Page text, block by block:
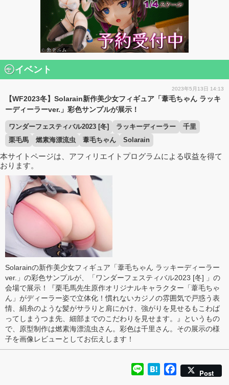
イベント
2023年5月13日 14:13
【WF2023冬】Solarain新作美少女フィギュア「葦毛ちゃん ラッキ
ーディーラーver.」彩色サンプルが展示！
ワンダーフェスティバル2023 [冬] ラッキーディーラー
千里
栗毛馬
燃素海漂流虫 葦毛ちゃん Solarain
本サイトページは、アフィリエイトプログラムによる収益を得て
おります。
Solarainの新作美少女フィギュア「葦毛ちゃん ラッキーディーラー
ver.」の彩色サンプルが、「ワンダーフェスティバル2023 [冬] 」の
会場で展示！『栗毛馬先生原作オリジナルキャラクター「葦毛ちゃ
ん」がディーラー姿で立体化！慣れないカジノの雰囲気で戸惑う表
情、絹糸のような髪がサラりと肩にかけ、強がりを見せるもこわば
ってしまうつま先、細部までのこだわりを見せます。』というもの
で、原型制作は燃素海漂流虫さん。彩色は千里さん。その展示の様
子を画像レビューとしてお伝えします！
Line HatenaFacebook
Post